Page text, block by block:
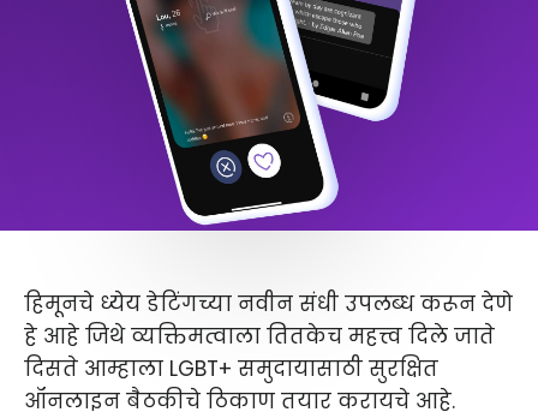
हिमूनचे ध्येय डेटिंगच्या नवीन संधी उपलब्ध करून देणे
हे आहे जिथे व्यक्तिमत्वाला तितकेच महत्त्व दिले जाते
दिसते आम्हाला LGBT+ समुदायासाठी सुरक्षित
ऑनलाइन बैठकीचे ठिकाण तयार करायचे आहे.